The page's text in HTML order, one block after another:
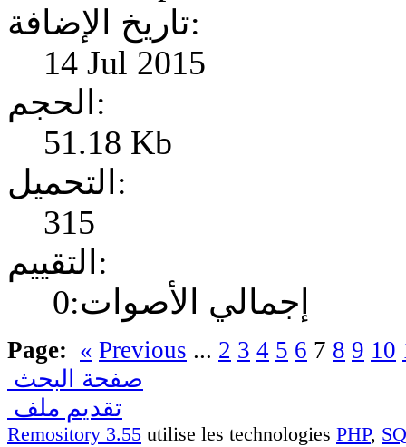
تاريخ الإضافة:
14 Jul 2015
الحجم:
51.18 Kb
التحميل:
315
التقييم:
إجمالي الأصوات:0
Page: « Previous ... 2 3 4 5 6 7 8 9 10
صفحة البحث
تقديم ملف
Remository 3.55 utilise les technologies PHP,